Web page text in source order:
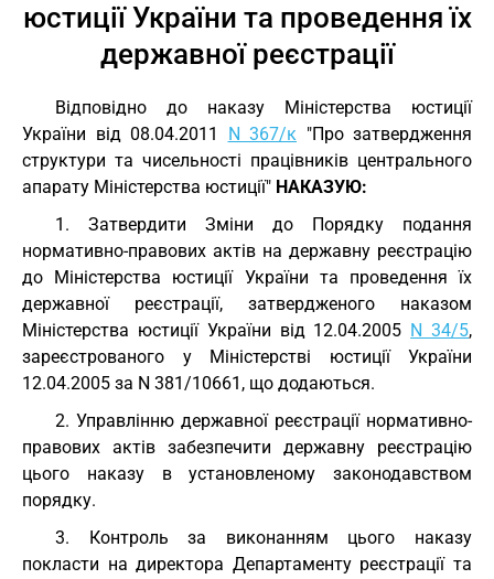
юстиції України та проведення їх
державної реєстрації
Відповідно до наказу Міністерства юстиції
України від 08.04.2011 N 367/к "Про затвердження
структури та чисельності працівників центрального
апарату Міністерства юстиції" НАКАЗУЮ:
1. Затвердити Зміни до Порядку подання
нормативно-правових актів на державну реєстрацію
до Міністерства юстиції України та проведення їх
державної реєстрації, затвердженого наказом
Міністерства юстиції України від 12.04.2005 N 34/5,
зареєстрованого у Міністерстві юстиції України
12.04.2005 за N 381/10661, що додаються.
2. Управлінню державної реєстрації нормативно-
правових актів забезпечити державну реєстрацію
цього наказу в установленому законодавством
порядку.
3. Контроль за виконанням цього наказу
покласти на директора Департаменту реєстрації та